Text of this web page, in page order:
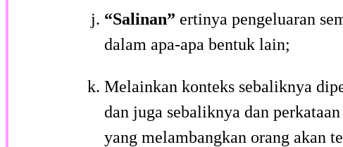
“Salinan” ertinya pengeluaran
dalam apa-apa bentuk lain;
Melainkan konteks sebaliknya
dan juga sebaliknya dan
yang melambangkan orang akan